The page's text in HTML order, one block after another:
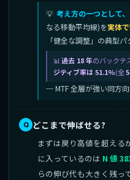
考え方の一つとして、
なる移動平均線)を実体
「健全な調整」の典型
過去 18 年のバックテ
ジティブ率は 51.1%(全
─ MTF 全層が強い同方向
どこまで伸ばせる?
まずは戻り高値を超える
に入っているのは N 値
らの伸び代も大きく残っ